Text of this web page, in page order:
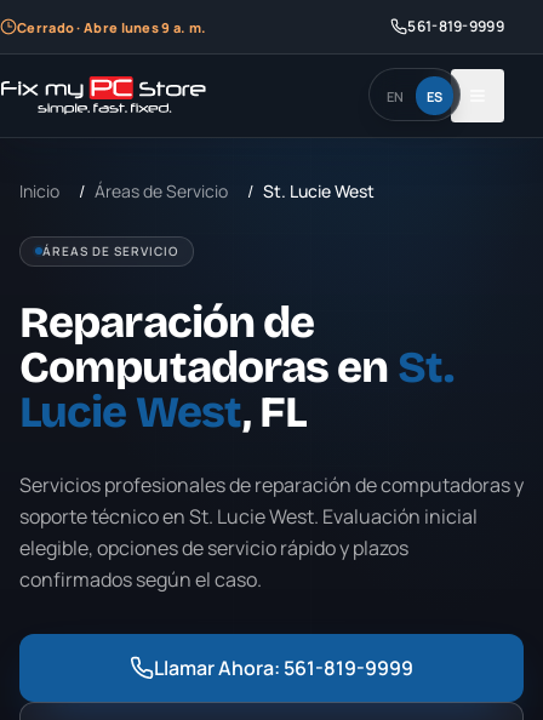
Cerrado · Abre lunes 9 a. m. 561-819-9999
ES
EN
Inicio / Áreas de Servicio / St. Lucie West
ÁREAS DE SERVICIO
Reparación de
Computadoras en St.
Lucie West, FL
Servicios profesionales de reparación de computadoras y
soporte técnico enSt. Lucie West. Evaluación inicial
elegible, opciones de servicio rápido y plazos
confirmados según el caso.
Llamar Ahora: 561-819-9999